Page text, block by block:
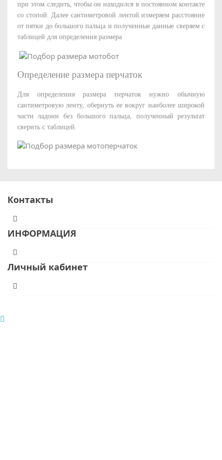
при этом следить, чтобы он находился в постоянном контакте
со стопой. Далее сантиметровой лентой измеряем расстояние
от пятки до большого пальца и полученные данные сверяем с
таблицей для определения размера
Определение размера перчаток
Для определения размера перчаток нужно обычную
сантиметровую ленту, обернуть ее вокруг наиболее широкой
части ладони без большого пальца, полученный результат
сверить с таблицей.
Контакты
ИНФОРМАЦИЯ
Личный кабинет